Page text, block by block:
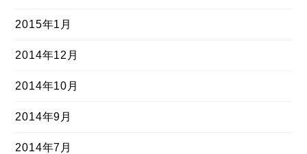
2015年1月
2014年12月
2014年10月
2014年9月
2014年7月